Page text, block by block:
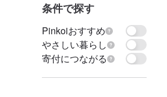
条件で探す
Pinkoiおすすめ
やさしい暮らし
寄付につながる